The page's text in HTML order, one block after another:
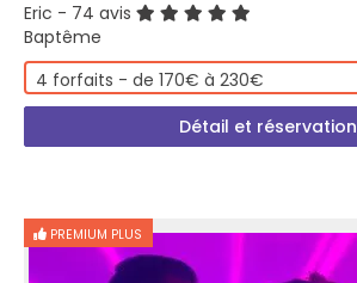
Eric - 74 avis
Baptême
4 forfaits - de 170€ à 230€
Détail et réservation
PREMIUM PLUS